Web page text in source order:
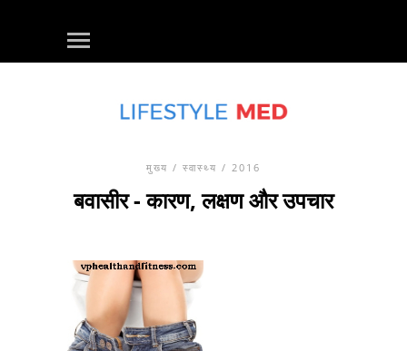
मुख्य / स्वास्थ्य / 2016
बवासीर - कारण, लक्षण और उपचार